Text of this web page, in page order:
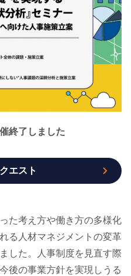
た考え方や働き方の多様化
る人材マネジメントの変革
した。人事制度を見直す際
後の事業方針を実現しうる
終了しました
エスト